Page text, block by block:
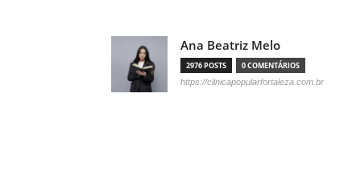
Ana Beatriz Melo
2976 POSTS 0 COMENTÁRIOS
https://clinicapopularfortaleza.com.br